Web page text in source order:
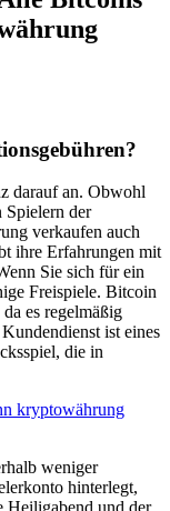
darauf an. Obwohl
Spielern der
verkaufen auch
ihre Erfahrungen mit
Sie sich für ein
Freispiele. Bitcoin
es regelmäßig
ist eines
die in
kryptowährung
weniger
hinterlegt,